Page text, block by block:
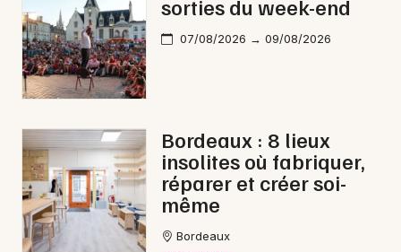
Sports
Soirées
Sorties famille
Expos
Sorties & loisirs
Cirque en Gironde
Paris
Strasbourg
Toulouse
sorties du week-end
07/08/2026 → 09/08/2026
Bordeaux : 8 lieux
insolites où fabriquer,
réparer et créer soi-
même
Bordeaux